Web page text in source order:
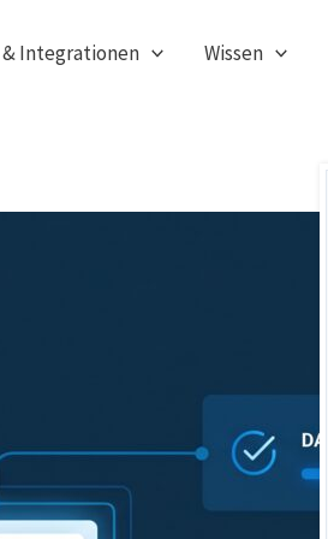
& Integrationen Wissen